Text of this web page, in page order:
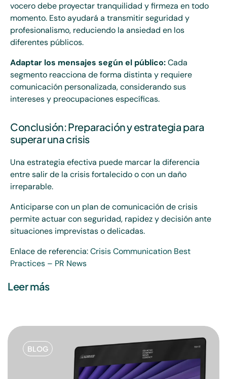
vocero debe proyectar tranquilidad y firmeza en todo
momento. Esto ayudará a transmitir seguridad y
profesionalismo, reduciendo la ansiedad en los
diferentes públicos.
Adaptar los mensajes según el público:Cada
segmento reacciona de forma distinta y requiere
comunicación personalizada, considerando sus
intereses y preocupaciones específicas.
Conclusión: Preparación y estrategia para
superar una crisis
Una estrategia efectiva puede marcar la diferencia
entre salir de la crisis fortalecido o con un daño
irreparable.
Anticiparse con un plan de comunicación de crisis
permite actuar con seguridad, rapidez y decisión ante
situaciones imprevistas o delicadas.
Enlace de referencia:Crisis Communication Best
Practices – PR News
Leer más
BLOG